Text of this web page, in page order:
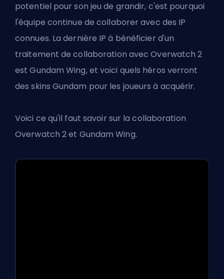
potentiel pour son jeu de grandir, c'est pourquoi
l'équipe continue decollaborer avec des IP
connues. La dernière IP à bénéficier d'un
traitement de collaboration avec Overwatch 2
est Gundam Wing, et voici quels héros verront
des skins Gundam pour les joueurs à acquérir.
Voici ce qu'il faut savoir sur lacollaboration
Overwatch 2et Gundam Wing.